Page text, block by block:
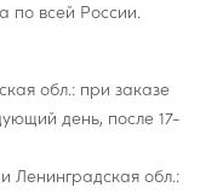
по всей России.
обл.: при заказе
день, после 17-
Ленинградская обл.: